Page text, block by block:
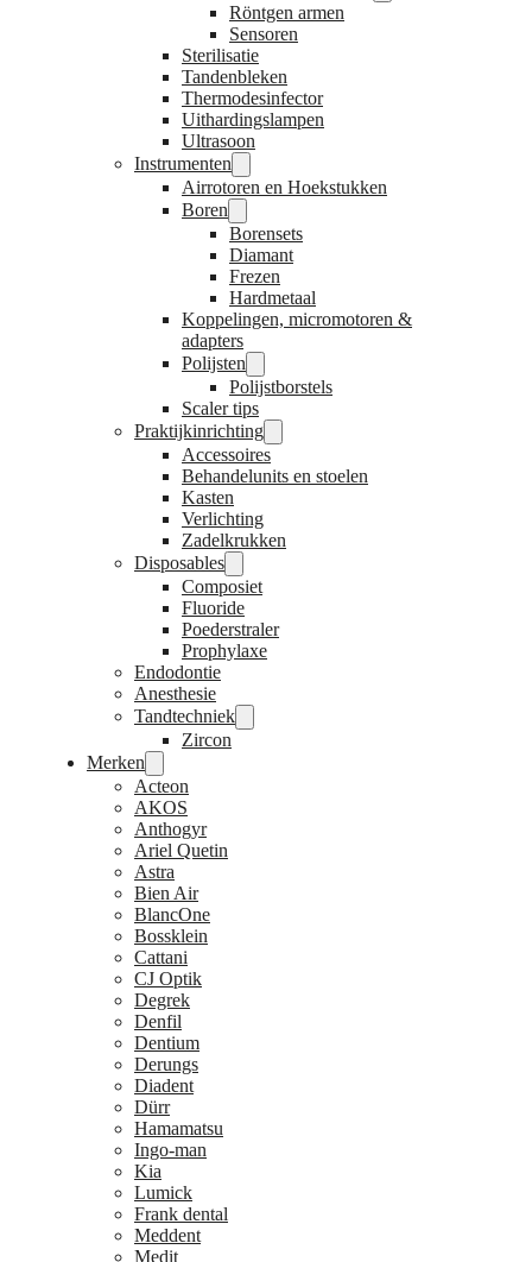
Röntgen armen
Sensoren
Sterilisatie
Tandenbleken
Thermodesinfector
Uithardingslampen
Ultrasoon
Instrumenten
Airrotoren en Hoekstukken
Boren
Borensets
Diamant
Frezen
Hardmetaal
Koppelingen, micromotoren &
adapters
Polijsten
Polijstborstels
Scaler tips
Praktijkinrichting
Accessoires
Behandelunits en stoelen
Kasten
Verlichting
Zadelkrukken
Disposables
Composiet
Fluoride
Poederstraler
Prophylaxe
Endodontie
Anesthesie
Tandtechniek
Zircon
Merken
Acteon
AKOS
Anthogyr
Ariel Quetin
Astra
Bien Air
BlancOne
Bossklein
Cattani
CJ Optik
Degrek
Denfil
Dentium
Derungs
Diadent
Dürr
Hamamatsu
Ingo-man
Kia
Lumick
Frank dental
Meddent
Medit